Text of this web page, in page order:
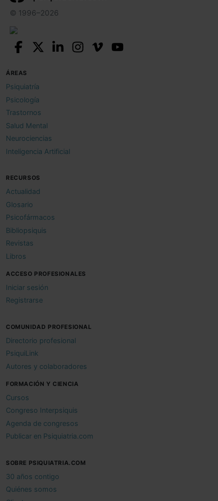
© 1996–2026
ÁREAS
Psiquiatría
Psicología
Trastornos
Salud Mental
Neurociencias
Inteligencia Artificial
RECURSOS
Actualidad
Glosario
Psicofármacos
Bibliopsiquis
Revistas
Libros
ACCESO PROFESIONALES
Iniciar sesión
Registrarse
COMUNIDAD PROFESIONAL
Directorio profesional
PsiquiLink
Autores y colaboradores
FORMACIÓN Y CIENCIA
Cursos
Congreso Interpsiquis
Agenda de congresos
Publicar en Psiquiatria.com
SOBRE PSIQUIATRIA.COM
30 años contigo
Quiénes somos